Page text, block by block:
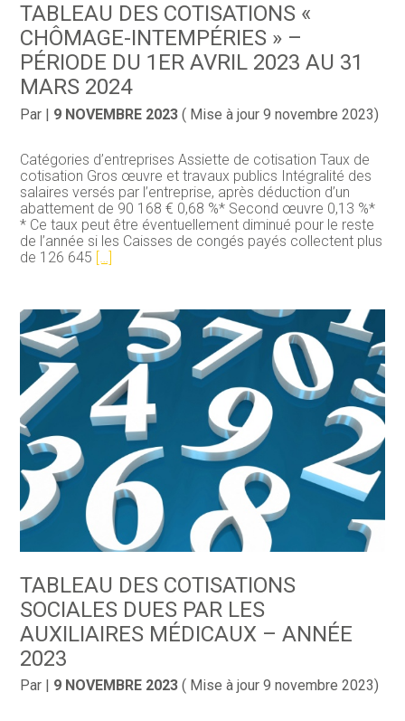
TABLEAU DES COTISATIONS «
CHÔMAGE-INTEMPÉRIES » –
PÉRIODE DU 1ER AVRIL 2023 AU 31
MARS 2024
Par | 9 NOVEMBRE 2023 ( Mise à jour 9 novembre 2023)
Catégories d’entreprises Assiette de cotisation Taux de
cotisation Gros œuvre et travaux publics Intégralité des
salaires versés par l’entreprise, après déduction d’un
abattement de 90 168 € 0,68 %* Second œuvre 0,13 %*
* Ce taux peut être éventuellement diminué pour le reste
de l’année si les Caisses de congés payés collectent plus
de 126 645 […]
TABLEAU DES COTISATIONS
SOCIALES DUES PAR LES
AUXILIAIRES MÉDICAUX – ANNÉE
2023
Par 9 NOVEMBRE 2023 ( Mise à jour 9 novembre 2023)